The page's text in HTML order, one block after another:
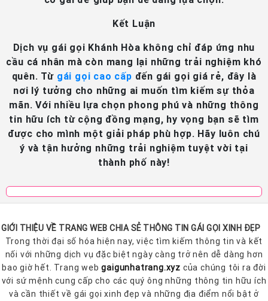
Kết Luận
Dịch vụ gái gọi Khánh Hòa không chỉ đáp ứng nhu
cầu cá nhân mà còn mang lại những trải nghiệm khó
quên. Từ gái gọi cao cấp đến gái gọi giá rẻ, đây là
nơi lý tưởng cho những ai muốn tìm kiếm sự thỏa
mãn. Với nhiều lựa chọn phong phú và những thông
tin hữu ích từ cộng đồng mạng, hy vọng bạn sẽ tìm
được cho mình một giải pháp phù hợp. Hãy luôn chú
ý và tận hưởng những trải nghiệm tuyệt vời tại
thành phố này!
GIỚI THIỆU VỀ TRANG WEB CHIA SẺ THÔNG TIN GÁI GỌI XINH ĐẸP
Trong thời đại số hóa hiện nay, việc tìm kiếm thông tin và kết
nối với những dịch vụ đặc biệt ngày càng trở nên dễ dàng hơn
bao giờ hết. Trang webgaigunhatrang.xyz của chúng tôi ra đời
với sứ mệnh cung cấp cho các quý ông những thông tin hữu ích
và cần thiết về gái gọi xinh đẹp và những địa điểm nổi bật ở